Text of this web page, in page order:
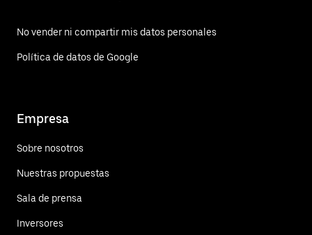
No vender ni compartir mis datos personales
Política de datos de Google
Empresa
Sobre nosotros
Nuestras propuestas
Sala de prensa
Inversores